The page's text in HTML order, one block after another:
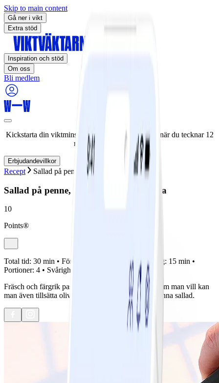
Skip to main content
Gå ner i vikt
Extra stöd
Inspiration och stöd
Om oss
Bli medlem
Kickstarta din viktminskningsresa nu! Spara 50% när du tecknar 12
månaders medlemskap.
Erbjudandevillkor
Recept Sallad på penne, tomater och mozzarella
Sallad på penne, tomater och mozzarella
10
Points®
Total tid: 30 min • Förberedelse: 15 min • Tillagning: 15 min •
Portioner: 4 • Svårighetsgrad:
Fräsch och färgrik pastasallad med mycket smak! Om man vill kan
man även tillsätta oliver, som passar väldigt bra i denna sallad.